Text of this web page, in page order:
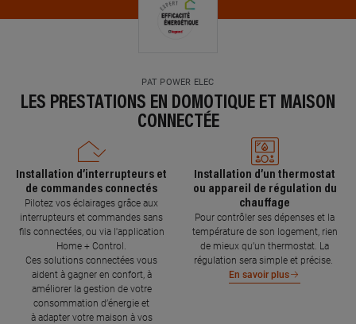
PAT POWER ELEC
LES PRESTATIONS EN DOMOTIQUE ET MAISON
CONNECTÉE
Installation d’interrupteurs et
de commandes connectés
Pilotez vos éclairages grâce aux
interrupteurs et commandes sans
fils connectées, ou via l'application
Home + Control.
Ces solutions connectées vous
aident à gagner en confort, à
améliorer la gestion de votre
consommation d’énergie et
à adapter votre maison à vos
Installation d’un thermostat
ou appareil de régulation du
chauffage
Pour contrôler ses dépenses et la
température de son logement, rien
de mieux qu’un thermostat. La
régulation sera simple et précise.
En savoir plus